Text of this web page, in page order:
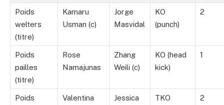
Poids
welters
(titre)
Kamaru
Usman (c)
Jorge
Masvidal
KO
(punch)
2
Poids
pailles
(titre)
Rose
Namajunas
Zhang
Weili (c)
KO (head
kick)
1
Poids
Valentina
Jessica
TKO
2